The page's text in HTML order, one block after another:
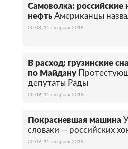
Самоволка: российские
нефть Американцы
00:08, 15 февраля 2018
В расход: грузинские
по Майдану
депутаты Рады
00:09, 15 февраля 2018
Покрасневшая машина
словаки — российских
00:09, 15 февраля 2018